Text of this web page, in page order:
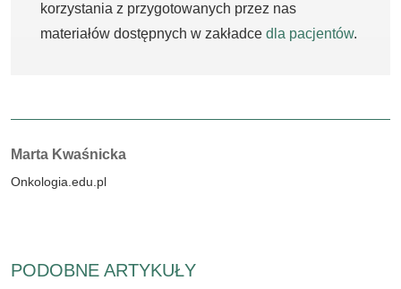
korzystania z przygotowanych przez nas
materiałów dostępnych w zakładce dla pacjentów.
Autorzy:
Marta Kwaśnicka
Onkologia.edu.pl
PODOBNE ARTYKUŁY